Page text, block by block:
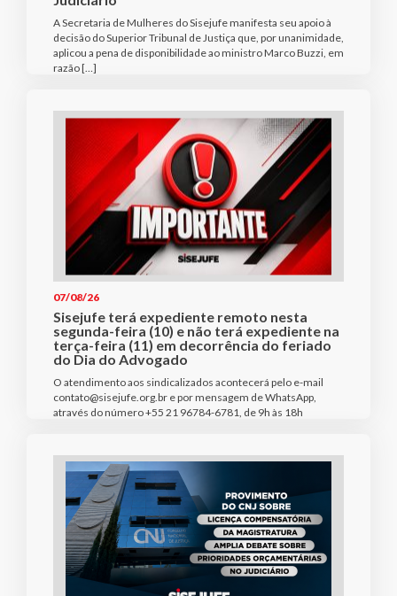
A Secretaria de Mulheres do Sisejufe manifesta seu apoio à
decisão do Superior Tribunal de Justiça que, por unanimidade,
aplicou a pena de disponibilidade ao ministro Marco Buzzi, em
razão […]
07/08/26
Sisejufe terá expediente remoto nesta
segunda-feira (10) e não terá expediente na
terça-feira (11) em decorrência do feriado
do Dia do Advogado
O atendimento aos sindicalizados acontecerá pelo e-mail
contato@sisejufe.org.br e por mensagem de WhatsApp,
através do número +55 21 96784-6781, de 9h às 18h